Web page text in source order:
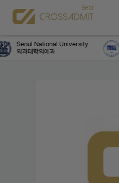
Seoul National University
의과대학의예과